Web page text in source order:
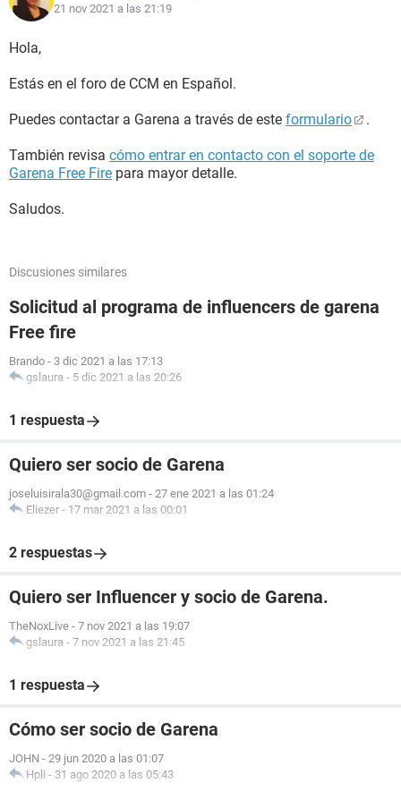
21 nov 2021 a las 21:19
Hola,
Estás en el foro de CCM en Español.
Puedes contactar a Garena a través de este formulario .
También revisa cómo entrar en contacto con el soporte de
Garena Free Fire para mayor detalle.
Saludos.
Discusiones similares
Solicitud al programa de influencers de garena
Free fire
Brando - 3 dic 2021 a las 17:13
gslaura - 5 dic 2021 a las 20:26
1 respuesta
Quiero ser socio de Garena
joseluisirala30@gmail.com - 27 ene 2021 a las 01:24
Eliezer - 17 mar 2021 a las 00:01
2 respuestas
Quiero ser Influencer y socio de Garena.
TheNoxLive - 7 nov 2021 a las 19:07
gslaura - 7 nov 2021 a las 21:45
1 respuesta
Cómo ser socio de Garena
JOHN - 29 jun 2020 a las 01:07
Hpli - 31 ago 2020 a las 05:43